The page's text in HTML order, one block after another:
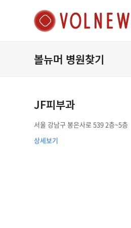
볼뉴머 병원찾기
JF피부과
서울 강남구 봉은사로 539 2층~5층
상세보기